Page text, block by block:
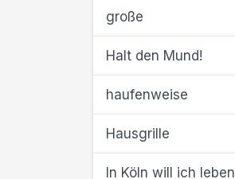
große
Halt den Mund!
haufenweise
Hausgrille
In Köln will ich leben